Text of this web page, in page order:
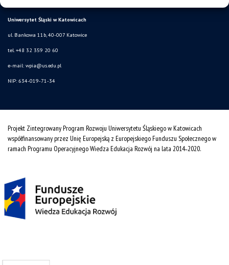
Uniwersytet Śląski w Katowicach
ul. Bankowa 11b, 40-007 Katowice
tel. +48 32 359 20 60
e-mail: wpia@us.edu.pl
NIP: 634-019-71-34
Projekt Zintegrowany Program Rozwoju Uniwersytetu Śląskiego w Katowicach
współfinansowany przez Unię Europejską z Europejskiego Funduszu Społecznego w
ramach Programu Operacyjnego Wiedza Edukacja Rozwój na lata 2014˗2020.